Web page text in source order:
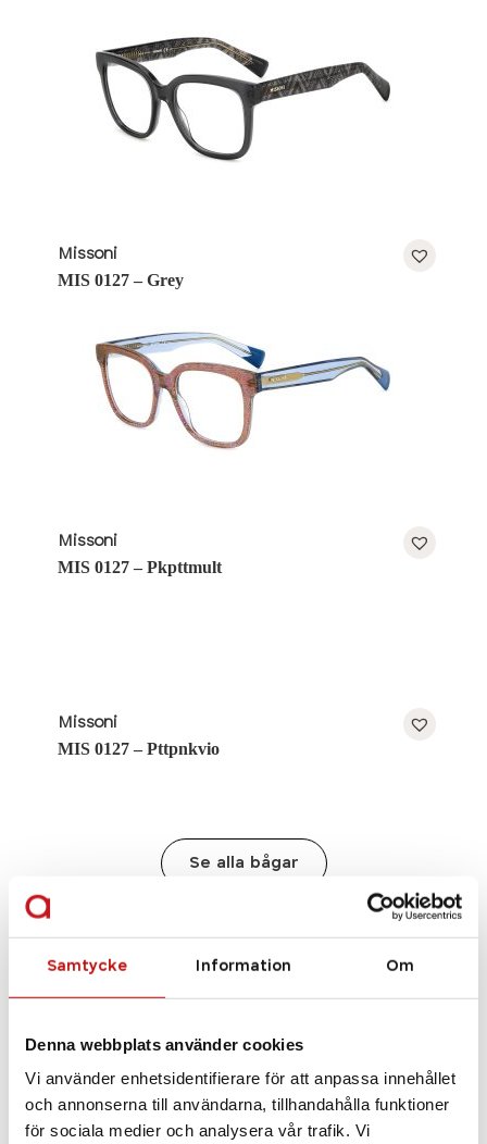
Samtycke Information Om
Denna webbplats använder cookies
Vi använder enhetsidentifierare för att anpassa innehållet
och annonserna till användarna, tillhandahålla funktioner
för sociala medier och analysera vår trafik. Vi
Missoni
MIS 0127 – Grey
Missoni
MIS 0127 – Pkpttmult
Missoni
MIS 0127 – Pttpnkvio
Se alla bågar